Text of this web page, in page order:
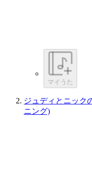
マイうた
ジュディとニック
ニング)